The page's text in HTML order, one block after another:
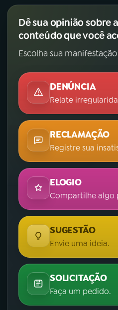
Dê sua opinião sobre
conteúdo que você
Escolha sua
DENÚNCIA
Relate
RECLAMAÇÃO
Registre sua
ELOGIO
Compartilhe algo
SUGESTÃO
Envie uma ideia.
SOLICITAÇÃO
Faça um pedido.